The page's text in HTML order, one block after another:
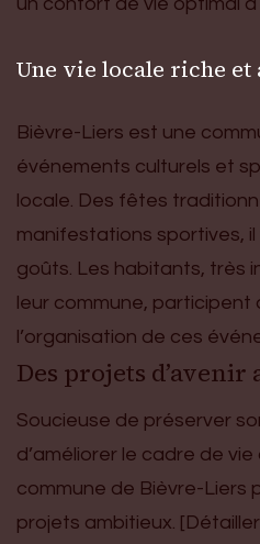
Une vie locale riche et
Bièvre-Liers est une
événements culturels et
locale. Des fêtes
manifestations sportives,
goûts. Les habitants, très
leur commune, participent
l’organisation de ces
Des projets
Soucieuse de préserver
d’améliorer le cadre de
commune de Bièvre-Liers
projets ambitieux.